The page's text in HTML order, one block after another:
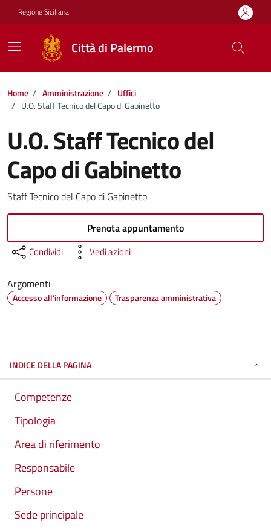
Vai ai contenuti
Vai al footer
Regione Siciliana
Città di Palermo
Home / Amministrazione / Uffici
/ U.O. Staff Tecnico del Capo di Gabinetto
U.O. Staff Tecnico del
Capo di Gabinetto
Staff Tecnico del Capo di Gabinetto
Prenota appuntamento
Condividi Vedi azioni
Argomenti
Accesso all'informazione Trasparenza amministrativa
INDICE DELLA PAGINA
Competenze
Tipologia
Area di riferimento
Responsabile
Persone
Sede principale